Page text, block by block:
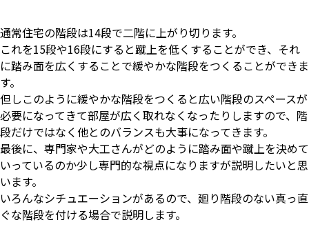
通常住宅の階段は14段で二階に上がり切ります。
これを15段や16段にすると蹴上を低くすることができ、それ
に踏み面を広くすることで緩やかな階段をつくることができま
す。
但しこのように緩やかな階段をつくると広い階段のスペースが
必要になってきて部屋が広く取れなくなったりしますので、階
段だけではなく他とのバランスも大事になってきます。
最後に、専門家や大工さんがどのように踏み面や蹴上を決めて
いっているのか少し専門的な視点になりますが説明したいと思
います。
いろんなシチュエーションがあるので、廻り階段のない真っ直
ぐな階段を付ける場合で説明します。